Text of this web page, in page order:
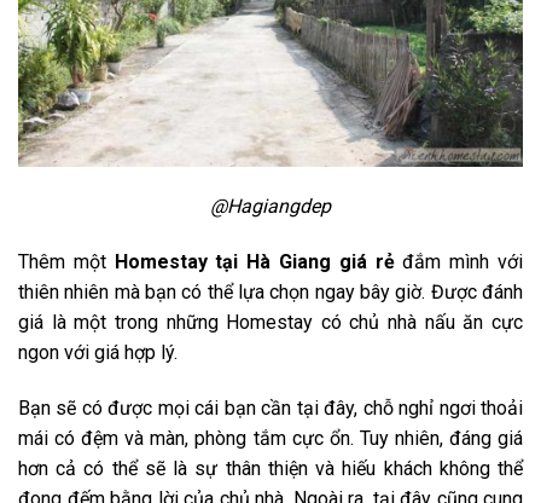
@Hagiangdep
Thêm một Homestay tại Hà Giang giá rẻđắm mình với
thiên nhiên mà bạn có thể lựa chọn ngay bây giờ. Được đánh
giá là một trong những Homestay có chủ nhà nấu ăn cực
ngon với giá hợp lý.
Bạn sẽ có được mọi cái bạn cần tại đây, chỗ nghỉ ngơi thoải
mái có đệm và màn, phòng tắm cực ổn. Tuy nhiên, đáng giá
hơn cả có thể sẽ là sự thân thiện và hiếu khách không thể